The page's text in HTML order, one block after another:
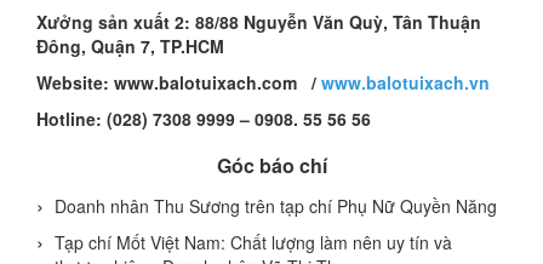
Xưởng sản xuất 2: 88/88 Nguyễn Văn Quỳ, Tân Thuận
Đông, Quận 7, TP.HCM
Website: www.balotuixach.com / www.balotuixach.vn
Hotline: (028) 7308 9999 – 0908. 55 56 56
Góc báo chí
Doanh nhân Thu Sương trên tạp chí Phụ Nữ Quyền Năng
Tạp chí Mốt Việt Nam: Chất lượng làm nên uy tín và